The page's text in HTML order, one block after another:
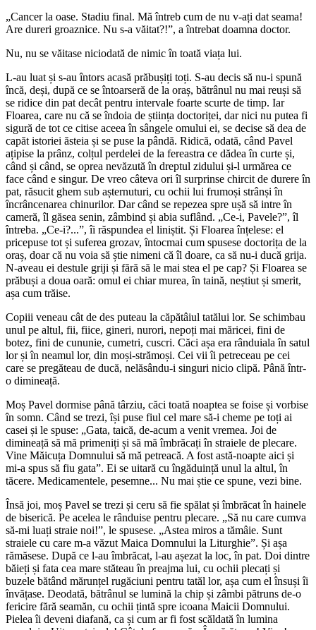
„Cancer la oase. Stadiu final. Mă întreb cum de nu v-ați dat seama!
Are dureri groaznice. Nu s-a văitat?!”, a întrebat doamna doctor.
Nu, nu se văitase niciodată de nimic în toată viața lui.
L-au luat și s-au întors acasă prăbușiți toți. S-au decis să nu-i spună
încă, deși, după ce se întoarseră de la oraș, bătrânul nu mai reuși să
se ridice din pat decât pentru intervale foarte scurte de timp. Iar
Floarea, care nu că se îndoia de știința doctoriței, dar nici nu putea fi
sigură de tot ce citise aceea în sângele omului ei, se decise să dea de
capăt istoriei ăsteia și se puse la pândă. Ridică, odată, când Pavel
ațipise la prânz, colțul perdelei de la fereastra ce dădea în curte și,
când și când, se oprea nevăzută în dreptul zidului și-l urmărea ce
face când e singur. De vreo câteva ori îl surprinse chircit de durere în
pat, răsucit ghem sub așternuturi, cu ochii lui frumoși strânși în
încrâncenarea chinurilor. Dar când se repezea spre ușă să intre în
cameră, îl găsea senin, zâmbind și abia suflând. „Ce-i, Pavele?”, îl
întreba. „Ce-i?...”, îi răspundea el liniștit. Și Floarea înțelese: el
pricepuse tot și suferea grozav, întocmai cum spusese doctorița de la
oraș, doar că nu voia să știe nimeni că îl doare, ca să nu-i ducă grija.
N-aveau ei destule griji și fără să le mai stea el pe cap? Și Floarea se
prăbuși a doua oară: omul ei chiar murea, în taină, neștiut și smerit,
așa cum trăise.
Copiii veneau cât de des puteau la căpătâiul tatălui lor. Se schimbau
unul pe altul, fii, fiice, gineri, nurori, nepoți mai măricei, fini de
botez, fini de cununie, cumetri, cuscri. Căci așa era rânduiala în satul
lor și în neamul lor, din moși-strămoși. Cei vii îi petreceau pe cei
care se pregăteau de ducă, nelăsându-i singuri nicio clipă. Până într-
o dimineață.
Moș Pavel dormise până târziu, căci toată noaptea se foise și vorbise
în somn. Când se trezi, își puse fiul cel mare să-i cheme pe toți ai
casei și le spuse: „Gata, taică, de-acum a venit vremea. Joi de
dimineață să mă primeniți și să mă îmbrăcați în straiele de plecare.
Vine Măicuța Domnului să mă petreacă. A fost astă-noapte aici și
mi-a spus să fiu gata”. Ei se uitară cu îngăduință unul la altul, în
tăcere. Medicamentele, pesemne... Nu mai știe ce spune, vezi bine.
Însă joi, moș Pavel se trezi și ceru să fie spălat și îmbrăcat în hainele
de biserică. Pe acelea le rânduise pentru plecare. „Să nu care cumva
să-mi luați straie noi!”, le spusese. „Astea miros a tămâie. Sunt
straiele cu care m-a văzut Maica Domnului la Liturghie”. Și așa
rămăsese. După ce l-au îmbrăcat, l-au așezat la loc, în pat. Doi dintre
băieți și fata cea mare stăteau în preajma lui, cu ochii plecați și
buzele bătând mărunțel rugăciuni pentru tatăl lor, așa cum el însuși îi
învățase. Deodată, bătrânul se lumină la chip și zâmbi pătruns de-o
fericire fără seamăn, cu ochii țintă spre icoana Maicii Domnului.
Pielea îi deveni diafană, ca și cum ar fi fost scăldată în lumina